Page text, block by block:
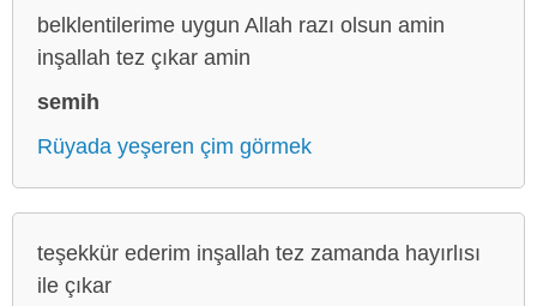
belklentilerime uygun Allah razı olsun amin
inşallah tez çıkar amin
semih
Rüyada yeşeren çim görmek
teşekkür ederim inşallah tez zamanda hayırlısı
ile çıkar